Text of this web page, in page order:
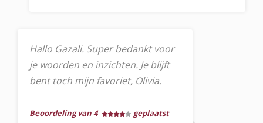
Hallo Gazali. Super bedankt voor
je woorden en inzichten. Je blijft
bent toch mijn favoriet, Olivia.
Beoordeling van 4
geplaatst